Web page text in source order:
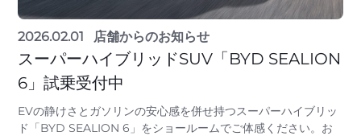
2026.02.01 店舗からのお知らせ
スーパーハイブリッドSUV「BYD SEALION
6」試乗受付中
EVの静けさとガソリンの安心感を併せ持つスーパーハイブリッ
ド「BYD SEALION 6」をショールームでご体感ください。お